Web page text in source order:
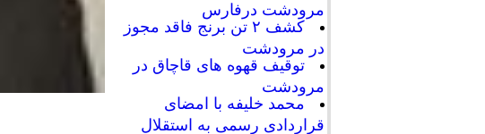
مرودشت درفارس
کشف ۲ تن برنج فاقد مجوز
در مرودشت
توقیف قهوه های قاچاق در
مرودشت
محمد خلیفه با امضای
قراردادی رسمی به استقلال